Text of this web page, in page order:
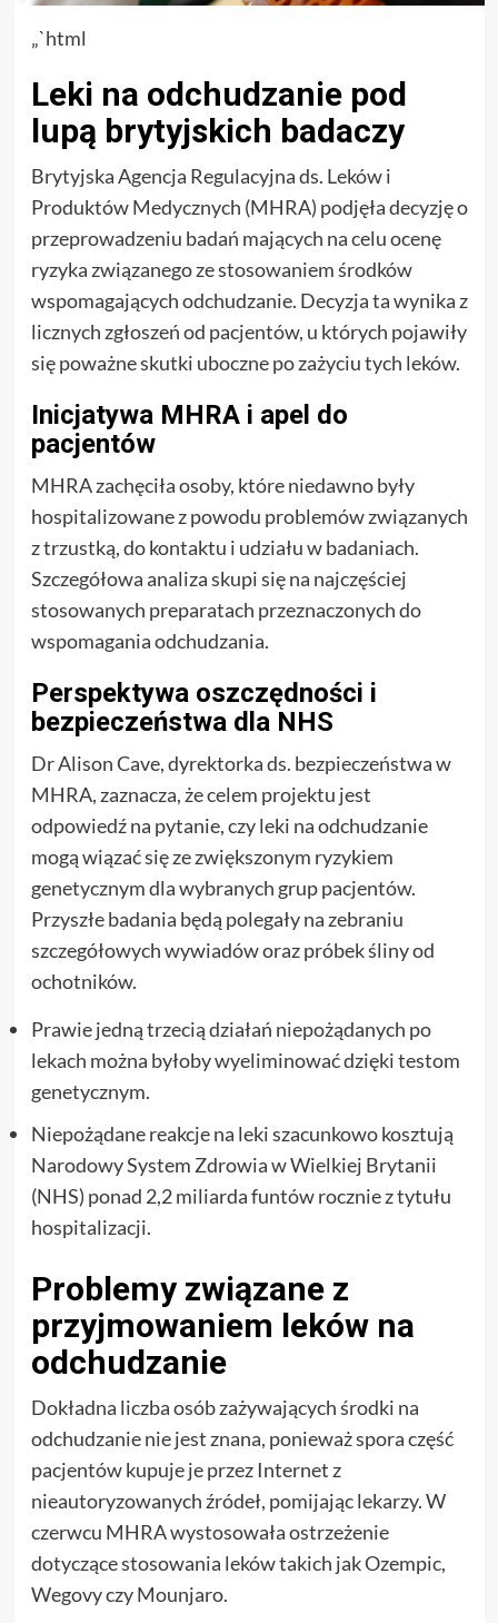
„`html
Leki na odchudzanie pod
lupą brytyjskich badaczy
Brytyjska Agencja Regulacyjna ds. Leków i
Produktów Medycznych (MHRA) podjęła decyzję o
przeprowadzeniu badań mających na celu ocenę
ryzyka związanego ze stosowaniem środków
wspomagających odchudzanie. Decyzja ta wynika z
licznych zgłoszeń od pacjentów, u których pojawiły
się poważne skutki uboczne po zażyciu tych leków.
Inicjatywa MHRA i apel do
pacjentów
MHRA zachęciła osoby, które niedawno były
hospitalizowane z powodu problemów związanych
z trzustką, do kontaktu i udziału w badaniach.
Szczegółowa analiza skupi się na najczęściej
stosowanych preparatach przeznaczonych do
wspomagania odchudzania.
Perspektywa oszczędności i
bezpieczeństwa dla NHS
Dr Alison Cave, dyrektorka ds. bezpieczeństwa w
MHRA, zaznacza, że celem projektu jest
odpowiedź na pytanie, czy leki na odchudzanie
mogą wiązać się ze zwiększonym ryzykiem
genetycznym dla wybranych grup pacjentów.
Przyszłe badania będą polegały na zebraniu
szczegółowych wywiadów oraz próbek śliny od
ochotników.
Prawie jedną trzecią działań niepożądanych po
lekach można byłoby wyeliminować dzięki testom
genetycznym.
Niepożądane reakcje na leki szacunkowo kosztują
Narodowy System Zdrowia w Wielkiej Brytanii
(NHS) ponad 2,2 miliarda funtów rocznie z tytułu
hospitalizacji.
Problemy związane z
przyjmowaniem leków na
odchudzanie
Dokładna liczba osób zażywających środki na
odchudzanie nie jest znana, ponieważ spora część
pacjentów kupuje je przez Internet z
nieautoryzowanych źródeł, pomijając lekarzy. W
czerwcu MHRA wystosowała ostrzeżenie
dotyczące stosowania leków takich jak Ozempic,
Wegovy czy Mounjaro.